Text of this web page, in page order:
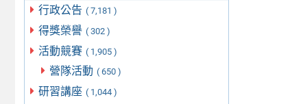
行政公告 ( 7,181 )
得獎榮譽 ( 302 )
活動競賽 ( 1,905 )
營隊活動 ( 650 )
研習講座 ( 1,044 )